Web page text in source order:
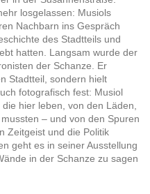
losgelassen: Musiols
Nachbarn ins Gespräch
des Stadtteils und
hatten. Langsam wurde der
der Schanze. Er
Stadtteil, sondern hielt
fotografisch fest: Musiol
hier leben, von den Läden,
– und von den Spuren
Zeitgeist und die Politik
geht es in seiner Ausstellung
in der Schanze zu sagen